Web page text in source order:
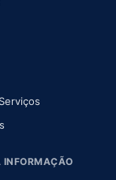
nova aba)
INFORMAÇÃO